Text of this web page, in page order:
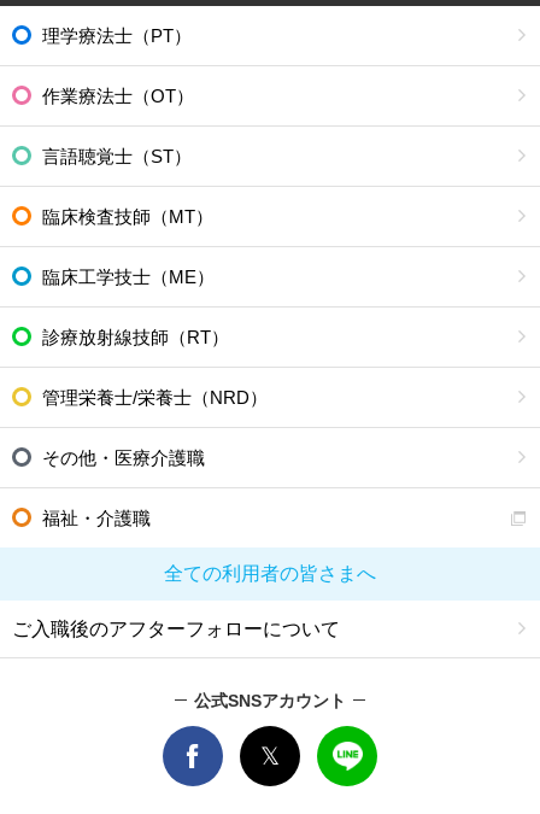
理学療法士（PT）
作業療法士（OT）
言語聴覚士（ST）
臨床検査技師（MT）
臨床工学技士（ME）
診療放射線技師（RT）
管理栄養士/栄養士（NRD）
その他・医療介護職
福祉・介護職
全ての利用者の皆さまへ
ご入職後のアフターフォローについて
公式SNSアカウント